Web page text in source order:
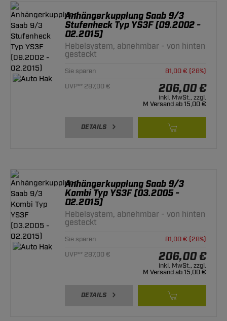
Anhängerkupplung Saab 9/3
Stufenheck Typ YS3F (09.2002 -
02.2015)
Hebelsystem, abnehmbar - von hinten
gesteckt
Sie sparen
81,00 € (28%)
UVP** 287,00 €
206,00 €
inkl. MwSt., zzgl.
M Versand ab 15,00 €
DETAILS
Anhängerkupplung Saab 9/3
Kombi Typ YS3F (03.2005 -
02.2015)
Hebelsystem, abnehmbar - von hinten
gesteckt
Sie sparen
81,00 € (28%)
UVP** 287,00 €
206,00 €
inkl. MwSt., zzgl.
M Versand ab 15,00 €
DETAILS